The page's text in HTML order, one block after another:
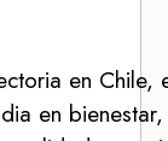
en Chile,
en